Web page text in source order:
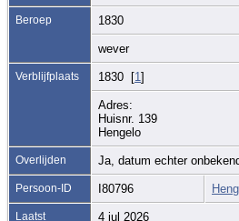
Beroep 1830
wever
Verblijfplaats 1830 [1]
Adres:
Huisnr. 139
Hengelo
Overlijden Ja, datum echter
Persoon-ID I80796
Laatst
4 jul 2026